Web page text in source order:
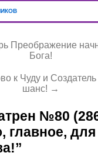
Преображение
Бога!
к Чуду и
шанс! →
№80
главное, для